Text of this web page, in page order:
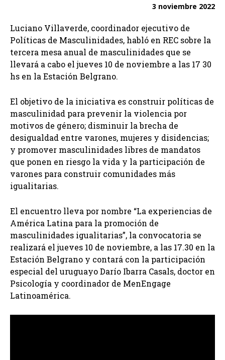
3 noviembre 2022
Luciano Villaverde, coordinador ejecutivo de
Políticas de Masculinidades, habló en REC sobre la
tercera mesa anual de masculinidades que se
llevará a cabo el jueves 10 de noviembre a las 17 30
hs en la Estación Belgrano.
El objetivo de la iniciativa es construir políticas de
masculinidad para prevenir la violencia por
motivos de género; disminuir la brecha de
desigualdad entre varones, mujeres y disidencias;
y promover masculinidades libres de mandatos
que ponen en riesgo la vida y la participación de
varones para construir comunidades más
igualitarias.
El encuentro lleva por nombre “La experiencias de
América Latina para la promoción de
masculinidades igualitarias”, la convocatoria se
realizará el jueves 10 de noviembre, a las 17.30 en la
Estación Belgrano y contará con la participación
especial del uruguayo Darío Ibarra Casals, doctor en
Psicología y coordinador de MenEngage
Latinoamérica.